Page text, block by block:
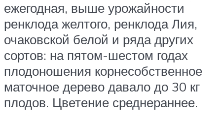
ежегодная, выше урожайности
ренклода желтого, ренклода Лия,
очаковской белой и ряда других
сортов: на пятом-шестом годах
плодоношения корнесобственное
маточное дерево давало до 30 кг
плодов. Цветение среднераннее.